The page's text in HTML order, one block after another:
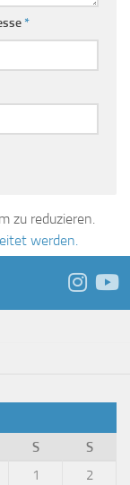
*
zu reduzieren.
werden.
S
S
1
2